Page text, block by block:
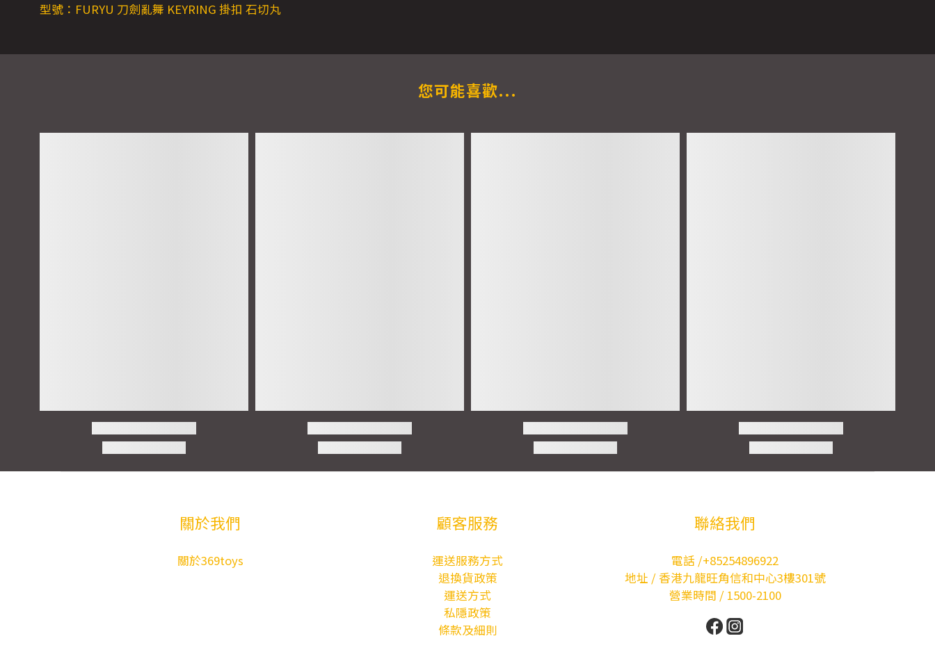
型號：FURYU 刀劍亂舞 KEYRING 掛扣 石切丸
您可能喜歡...
關於我們
關於369toys
顧客服務
運送服務方式
退換貨政策
運送方式
私隱政策
條款及細則
聯絡我們
電話 /+85254896922
地址 / 香港九龍旺角信和中心3樓301號
營業時間 / 1500-2100